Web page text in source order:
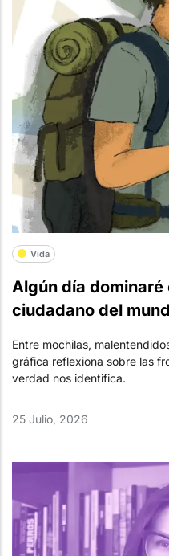
Vida
Algún día dominaré
ciudadano del
Entre mochilas,
gráfica reflexiona sobre las
verdad nos identifica.
25 Julio, 2026